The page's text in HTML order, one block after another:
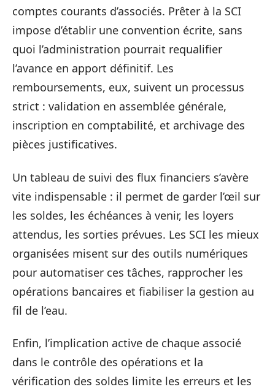
comptes courants d’associés. Prêter à la SCI
impose d’établir une convention écrite, sans
quoi l’administration pourrait requalifier
l’avance en apport définitif. Les
remboursements, eux, suivent un processus
strict : validation en assemblée générale,
inscription en comptabilité, et archivage des
pièces justificatives.
Un tableau de suivi des flux financiers s’avère
vite indispensable : il permet de garder l’œil sur
les soldes, les échéances à venir, les loyers
attendus, les sorties prévues. Les SCI les mieux
organisées misent sur des outils numériques
pour automatiser ces tâches, rapprocher les
opérations bancaires et fiabiliser la gestion au
fil de l’eau.
Enfin, l’implication active de chaque associé
dans le contrôle des opérations et la
vérification des soldes limite les erreurs et les